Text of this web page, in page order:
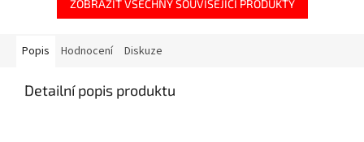
ZOBRAZIT VŠECHNY SOUVISEJÍCÍ PRODUKTY
Popis Hodnocení Diskuze
Detailní popis produktu